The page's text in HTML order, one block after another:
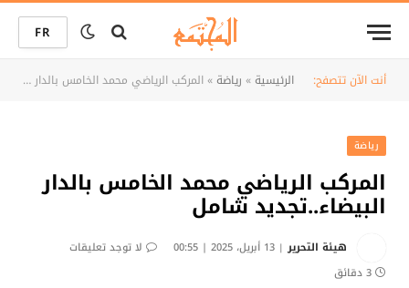
FR
أنت الآن تتصفح: الرئيسية» رياضة»المركب الرياضي محمد الخامس بالدار البيضاء..تجديد شامل
رياضة
المركب الرياضي محمد الخامس بالدار
البيضاء..تجديد شامل
هيئة التحرير 13 أبريل، 2025 | 00:55
لا توجد تعليقات
3 دقائق